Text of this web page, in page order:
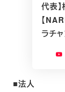
代表
【
ラチ
■法人